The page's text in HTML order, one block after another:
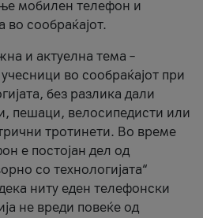
мобилен телефон и
во сообраќајот.
и актуелна тема –
во сообраќајот при
без разлика дали
пешаци, велосипедисти или
тротинети. Во време
е постојан дел од
со технологијата“
ниту еден телефонски
не вреди повеќе од